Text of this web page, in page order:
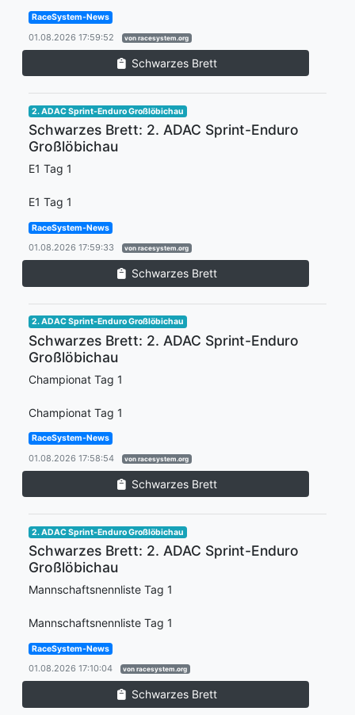
RaceSystem-News
01.08.2026 17:59:52 von racesystem.org
Schwarzes Brett
2. ADAC Sprint-Enduro Großlöbichau
Schwarzes Brett: 2. ADAC Sprint-Enduro
Großlöbichau
E1 Tag 1
E1 Tag 1
RaceSystem-News
01.08.2026 17:59:33 von racesystem.org
Schwarzes Brett
2. ADAC Sprint-Enduro Großlöbichau
Schwarzes Brett: 2. ADAC Sprint-Enduro
Großlöbichau
Championat Tag 1
Championat Tag 1
RaceSystem-News
01.08.2026 17:58:54 von racesystem.org
Schwarzes Brett
2. ADAC Sprint-Enduro Großlöbichau
Schwarzes Brett: 2. ADAC Sprint-Enduro
Großlöbichau
Mannschaftsnennliste Tag 1
Mannschaftsnennliste Tag 1
RaceSystem-News
01.08.2026 17:10:04 von racesystem.org
Schwarzes Brett